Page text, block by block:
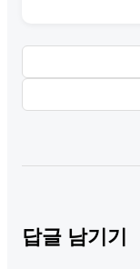
답글 남기기